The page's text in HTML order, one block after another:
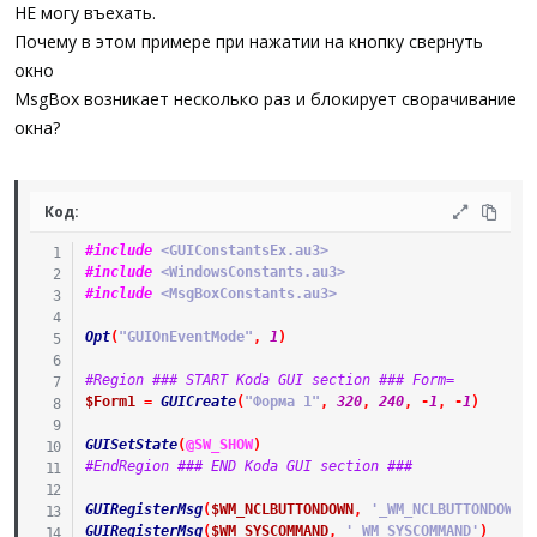
а
НЕ могу въехать.
Почему в этом примере при нажатии на кнопку свернуть
окно
MsgBox возникает несколько раз и блокирует сворачивание
окна?
Код:
#include <GUIConstantsEx.au3>
#include <WindowsConstants.au3>
#include <MsgBoxConstants.au3>
Opt( "GUIOnEventMode" , 1 )
#Region ### START Koda GUI section ### Form=
$Form1 = GUICreate( "Форма 1" , 320, 240, -1 , -1 )
GUISetState(@SW_SHOW)
#EndRegion ### END Koda GUI section ###
GUIRegisterMsg( $WM_NCLBUTTONDOWN , '_WM_NCLBUTTONDOWN'
GUIRegisterMsg( $WM_SYSCOMMAND, '_WM_SYSCOMMAND' )